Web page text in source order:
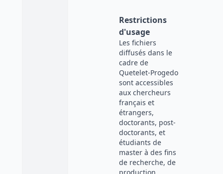
Restrictions
d'usage
Les fichiers
diffusés dans le
cadre de
Quetelet-Progedo
sont accessibles
aux chercheurs
français et
étrangers,
doctorants, post-
doctorants, et
étudiants de
master à des fins
de recherche, de